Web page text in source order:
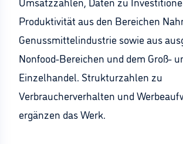
Produktivität aus den Bereichen
Genussmittelindustrie sowie aus
Nonfood-Bereichen und dem Groß-
Einzelhandel. Strukturzahlen zu
Verbraucherverhalten und
ergänzen das Werk.